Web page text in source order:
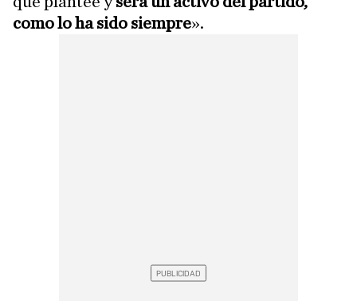
como lo ha sido siempre».